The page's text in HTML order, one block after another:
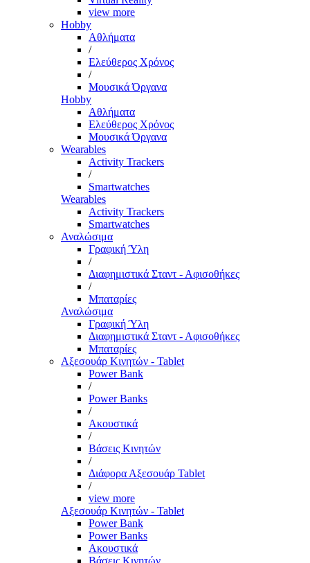
view more
Hobby
Αθλήματα
/
Ελεύθερος Χρόνος
/
Μουσικά Όργανα
Hobby
Αθλήματα
Ελεύθερος Χρόνος
Μουσικά Όργανα
Wearables
Activity Trackers
/
Smartwatches
Wearables
Activity Trackers
Smartwatches
Αναλώσιμα
Γραφική Ύλη
/
Διαφημιστικά Σταντ - Αφισοθήκες
/
Μπαταρίες
Αναλώσιμα
Γραφική Ύλη
Διαφημιστικά Σταντ - Αφισοθήκες
Μπαταρίες
Αξεσουάρ Κινητών - Tablet
Power Bank
/
Power Banks
/
Ακουστικά
/
Βάσεις Κινητών
/
Διάφορα Αξεσουάρ Tablet
/
view more
Αξεσουάρ Κινητών - Tablet
Power Bank
Power Banks
Ακουστικά
Βάσεις Κινητών